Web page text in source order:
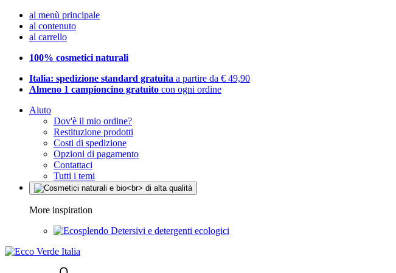
al menù principale
al contenuto
al carrello
100% cosmetici naturali
Italia: spedizione standard gratuita a partire da € 49,90
Almeno 1 campioncino gratuito con ogni ordine
Aiuto
Dov'è il mio ordine?
Restituzione prodotti
Costi di spedizione
Opzioni di pagamento
Contattaci
Tutti i temi
More inspiration
Detersivi e detergenti ecologici